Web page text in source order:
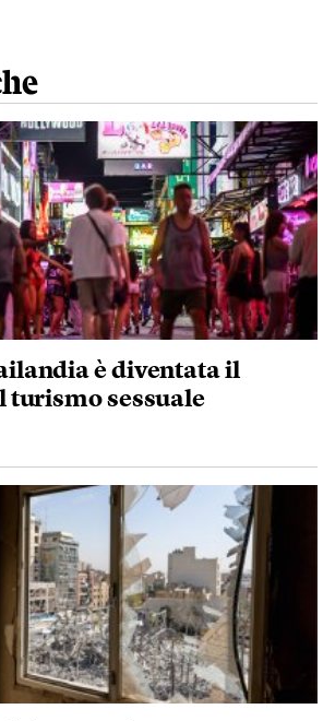
è diventata il
turismo sessuale